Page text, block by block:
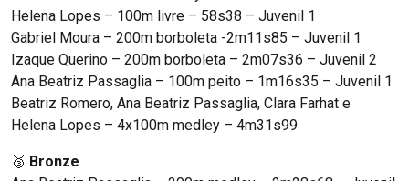
Helena Lopes – 100m livre – 58s38 – Juvenil 1
Gabriel Moura – 200m borboleta -2m11s85 – Juvenil 1
Izaque Querino – 200m borboleta – 2m07s36 – Juvenil 2
Ana Beatriz Passaglia – 100m peito – 1m16s35 – Juvenil 1
Beatriz Romero, Ana Beatriz Passaglia, Clara Farhat e
Helena Lopes – 4x100m medley – 4m31s99
🥉 Bronze